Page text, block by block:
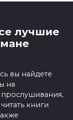
лучшие
вы найдете
на
книги